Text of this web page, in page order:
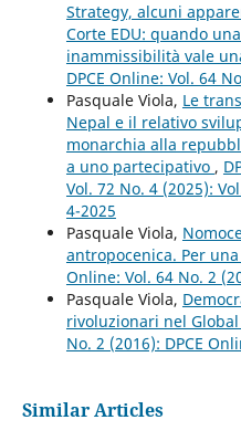
Strategy, alcuni
Corte EDU: quando
inammissibilità vale
DPCE Online: Vol. 64
Pasquale Viola, Le
Nepal e il relativo
monarchia alla
a uno partecipativo ,
Vol. 72 No. 4 (2025):
4-2025
Pasquale Viola,
antropocenica. Per
Online: Vol. 64 No. 2
Pasquale Viola,
rivoluzionari nel
No. 2 (2016): DPCE
Similar Articles